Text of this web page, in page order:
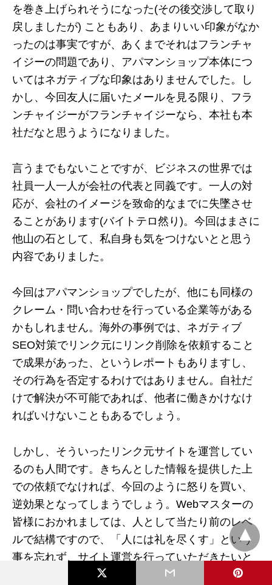
を巻き上げられそうになった(その後交渉して取り
戻しましたが) こともあり、あまりいい印象がなか
ったのは事実ですが、あくまでそれはフランチャ
イジーの問題であり、アパマンショップ本体につ
いてはネガティブな印象はありませんでした。し
かし、今回友人に届いたメールを見る限り、フラ
ンチャイジーがフランチャイジーなら、本社も本
社だなと思うようになりました。
言うまでもないことですが、ビジネスの世界では
社員一人一人が会社の代表と同義です。一人の対
応が、会社のイメージを致命的なまでに失墜させ
ることがあります(バイトテロ然り)。今回はまさに
他山の石として、私自身も気をつけないとと思う
内容でありました。
今回はアパマンショップでしたが、他にも同様の
クレーム・問い合わせを行っている企業等がある
かもしれません。海外の事例では、ネガティブ
SEO対策でリンク元にリンク削除を依頼すること
で成果があった、というレポートもありますし、
その行為を否定するわけではありません。自社だ
けで解決が不可能であれば、他者に働きかけなけ
ればいけないこともあるでしょう。
しかし、そういったリンク元サイトを運営してい
るのも人間です。きちんとした情報を提供した上
での依頼でなければ、今回のように怒りを買い、
逆効果となってしまうでしょう。Webマスターの
皆様におかれましては、人として当たり前のレベ
ルで結構ですので、「人には礼を尽くす」という
事を忘れず、サイト運営を行っていただきたいと